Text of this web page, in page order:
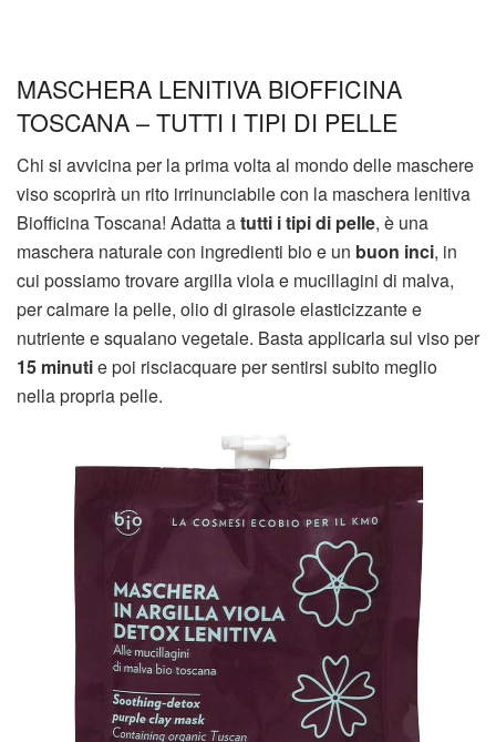
MASCHERA LENITIVA BIOFFICINA
TOSCANA – TUTTI I TIPI DI PELLE
Chi si avvicina per la prima volta al mondo delle maschere
viso scoprirà un rito irrinunciabile con la maschera lenitiva
Biofficina Toscana! Adatta atutti i tipi di pelle, è una
maschera naturale con ingredienti bio e un buon inci, in
cui possiamo trovare argilla viola e mucillagini di malva,
per calmare la pelle, olio di girasole elasticizzante e
nutriente e squalano vegetale. Basta applicarla sul viso per
15 minutie poi risciacquare per sentirsi subito meglio
nella propria pelle.